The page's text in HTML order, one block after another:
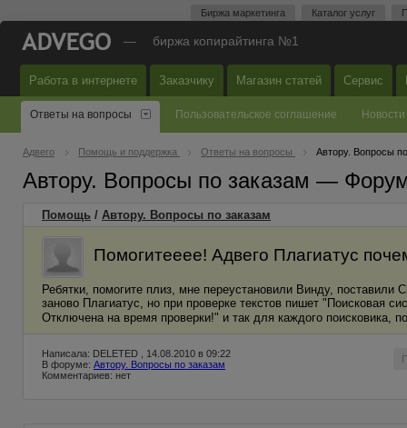
Биржа маркетинга Каталог услуг
— биржа копирайтинга №1
Работа в интернете Заказчику Магазин статей Сервис
Ответы на вопросы Пользовательское соглашение Новости
Адвего Помощь и поддержка Ответы на вопросы Автору. Вопросы
Автору. Вопросы по заказам —
Помощь / Автору. Вопросы по заказам
Помогитееее! Адвего Плагиатус
Ребятки, помогите плиз, мне переустановили Винду,
заново Плагиатус, но при проверке текстов пишет "Поисковая
Отключена на время проверки!" и так для каждого поисковика,
Написала: DELETED , 14.08.2010 в 09:22
В форуме: Автору. Вопросы по заказам
Комментариев: нет